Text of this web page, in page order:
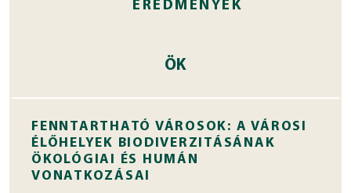
EREDMÉNYEK
ÖK
FENNTARTHATÓ VÁROSOK: A VÁROSI
ÉLŐHELYEK BIODIVERZITÁSÁNAK
ÖKOLÓGIAI ÉS HUMÁN
VONATKOZÁSAI